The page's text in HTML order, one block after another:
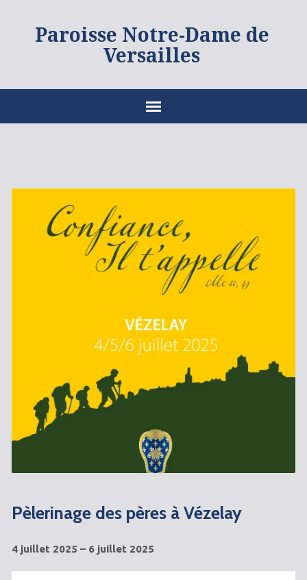
Paroisse Notre-Dame de
Versailles
Pèlerinage des pères à Vézelay
4 juillet 2025 – 6 juillet 2025